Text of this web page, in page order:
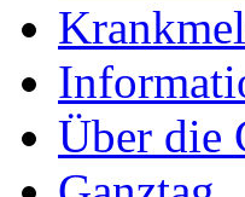
Über die